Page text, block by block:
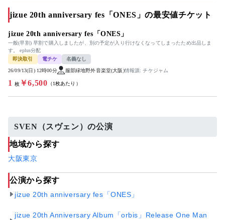
jizue 20th anniversary fes「ONES」の最安値チケット
jizue 20th anniversary fes「ONES」
一般(早割) 早割で購入しましたが、別の予定が入り行けなくなってしまったため出品しま
す。 eplus分配
即決取引
電チケ 名義なし
26/09/13(日) 12時00分 服部緑地野外音楽堂(大阪)情報源: チケジャム
1 枚￥6,500 （1枚あたり）
SVEN（スヴェン）の公演
地域から探す
大阪東京
公演から探す
jizue 20th anniversary fes「ONES」
jizue 20th Anniversary Album「orbis」Release One Man